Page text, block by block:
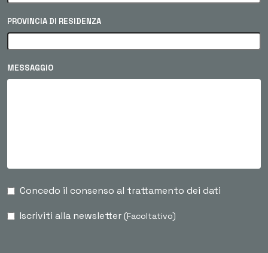
PROVINCIA DI RESIDENZA
MESSAGGIO
Concedo il consenso al trattamento dei dati
Iscriviti alla newsletter (Facoltativo)